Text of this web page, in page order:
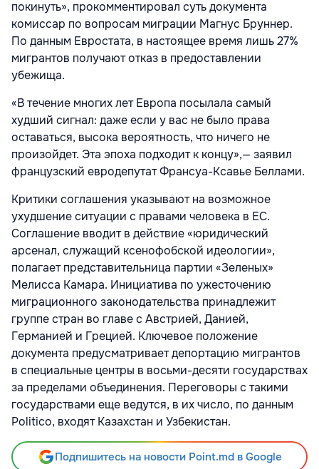
покинуть», прокомментировал суть документа
комиссар по вопросам миграции Магнус Бруннер.
По данным Евростата, в настоящее время лишь 27%
мигрантов получают отказ в предоставлении
убежища.
«В течение многих лет Европа посылала самый
худший сигнал: даже если у вас не было права
оставаться, высока вероятность, что ничего не
произойдет. Эта эпоха подходит к концу»,— заявил
французский евродепутат Франсуа-Ксавье Беллами.
Критики соглашения указывают на возможное
ухудшение ситуации с правами человека в ЕС.
Соглашение вводит в действие «юридический
арсенал, служащий ксенофобской идеологии»,
полагает представительница партии «Зеленых»
Мелисса Камара. Инициатива по ужесточению
миграционного законодательства принадлежит
группе стран во главе с Австрией, Данией,
Германией и Грецией. Ключевое положение
документа предусматривает депортацию мигрантов
в специальные центры в восьми-десяти государствах
за пределами объединения. Переговоры с такими
государствами еще ведутся, в их число, по данным
Politico, входят Казахстан и Узбекистан.
Подпишитесь на новости Point.md в Google